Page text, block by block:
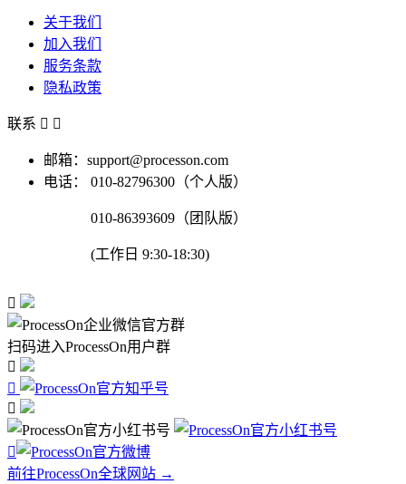
关于我们
加入我们
服务条款
隐私政策
联系  
邮箱：support@processon.com
电话：
010-82796300（个人版）
010-86393609（团队版）
(工作日 9:30-18:30)

扫码进入ProcessOn用户群




前往ProcessOn全球网站 →